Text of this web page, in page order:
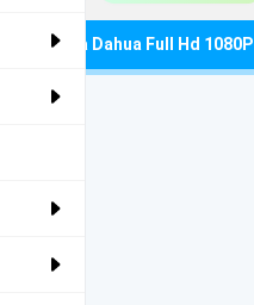
Camera Dahua Full Hd 1080P